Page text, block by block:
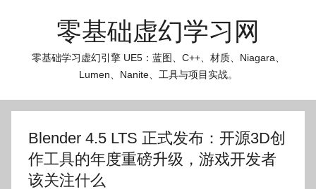
零基础虚幻学习网
零基础学习虚幻引擎 UE5：蓝图、C++、材质、Niagara、
Lumen、Nanite、工具与项目实战。
Blender 4.5 LTS 正式发布：开源3D创
作工具的年度重磅升级，游戏开发者
该关注什么